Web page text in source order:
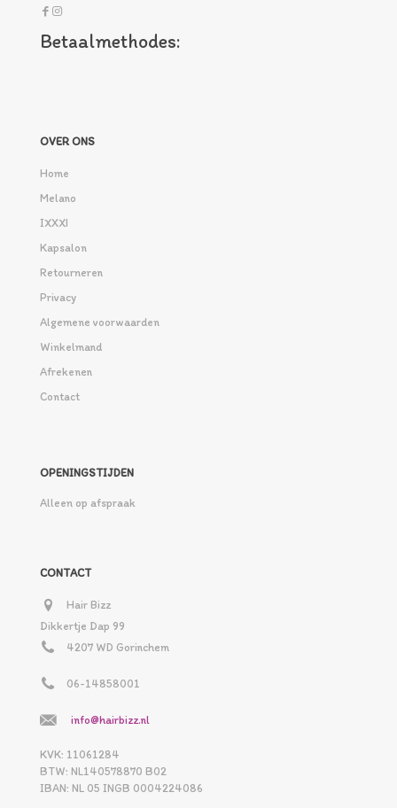
Betaalmethodes:
OVER ONS
Home
Melano
IXXXI
Kapsalon
Retourneren
Privacy
Algemene voorwaarden
Winkelmand
Afrekenen
Contact
OPENINGSTIJDEN
Alleen op afspraak
CONTACT
Hair Bizz
Dikkertje Dap 99
4207 WD Gorinchem
06-14858001
info@hairbizz.nl
KVK: 11061284
BTW: NL140578870 B02
IBAN: NL 05 INGB 0004224086